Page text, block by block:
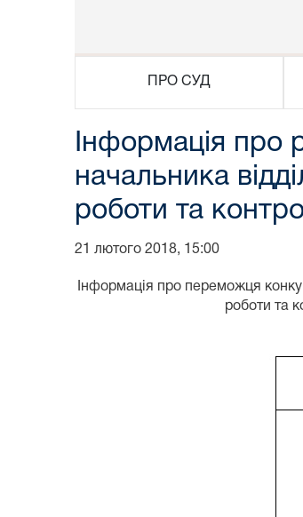
ПРО СУД
Інформація про
начальника
роботи та
21 лютого 2018, 15:00
Інформація про переможця
роботи та